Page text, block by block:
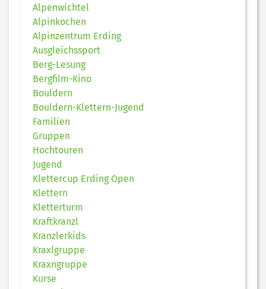
Alpenwichtel
Alpinkochen
Alpinzentrum Erding
Ausgleichssport
Berg-Lesung
Bergfilm-Kino
Bouldern
Bouldern-Klettern-Jugend
Familien
Gruppen
Hochtouren
Jugend
Klettercup Erding Open
Klettern
Kletterturm
Kraftkranzl
Kranzlerkids
Kraxlgruppe
Kraxngruppe
Kurse